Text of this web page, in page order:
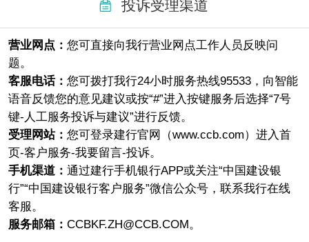
投诉受理渠道
营业网点： 您可直接向我行营业网点工作人员反映问
题。
客服电话： 您可拨打我行24小时服务热线95533，向智能
语音反馈您的意见建议或按“#”进入按键服务后选择“7号
键-人工服务投诉与建议”进行反馈。
受理网站： 您可登录建行官网（www.ccb.com）进入首
页-客户服务-我要留言-投诉。
手机渠道： 通过建行手机银行APP或关注“中国建设银
行”“中国建设银行客户服务”微信公众号，联系我行在线
客服。
服务邮箱： CCBKF.ZH@CCB.COM。